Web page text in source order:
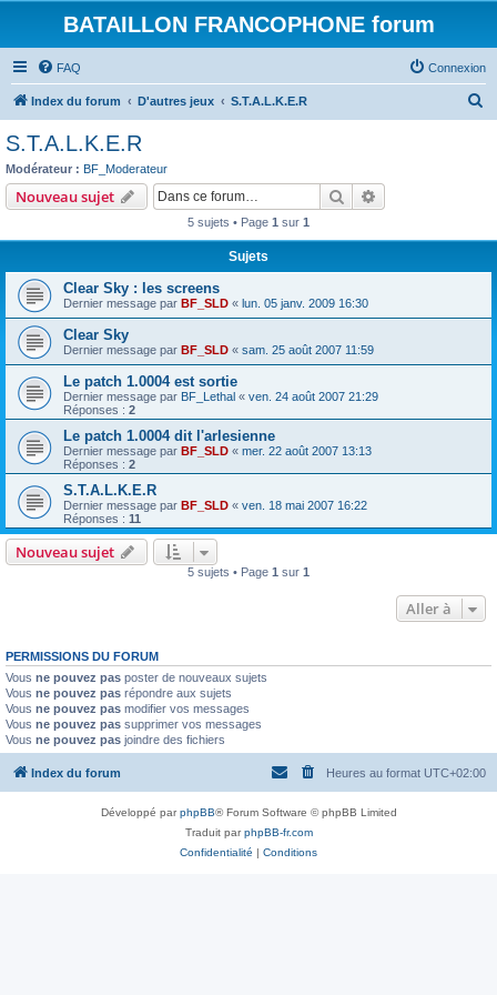
BATAILLON FRANCOPHONE forum
FAQ Connexion
Index du forum D'autres jeux S.T.A.L.K.E.R
S.T.A.L.K.E.R
Modérateur : BF_Moderateur
Nouveau sujet Rechercher
5 sujets • Page 1 sur 1
Sujets
Clear Sky : les screens
Dernier message par BF_SLD « lun. 05 janv. 2009 16:30
Clear Sky
Dernier message par BF_SLD « sam. 25 août 2007 11:59
Le patch 1.0004 est sortie
Dernier message par BF_Lethal « ven. 24 août 2007 21:29
Réponses : 2
Le patch 1.0004 dit l'arlesienne
Dernier message par BF_SLD « mer. 22 août 2007 13:13
Réponses : 2
S.T.A.L.K.E.R
Dernier message par BF_SLD « ven. 18 mai 2007 16:22
Réponses : 11
Nouveau sujet
5 sujets • Page 1 sur 1
Aller à
PERMISSIONS DU FORUM
Vous ne pouvez pas poster de nouveaux sujets
Vous ne pouvez pas répondre aux sujets
Vous ne pouvez pas modifier vos messages
Vous ne pouvez pas supprimer vos messages
Vous ne pouvez pas joindre des fichiers
Index du forum Heures au format UTC+02:00
Développé parphpBB® Forum Software © phpBB Limited
Traduit parphpBB-fr.com
Confidentialité | Conditions